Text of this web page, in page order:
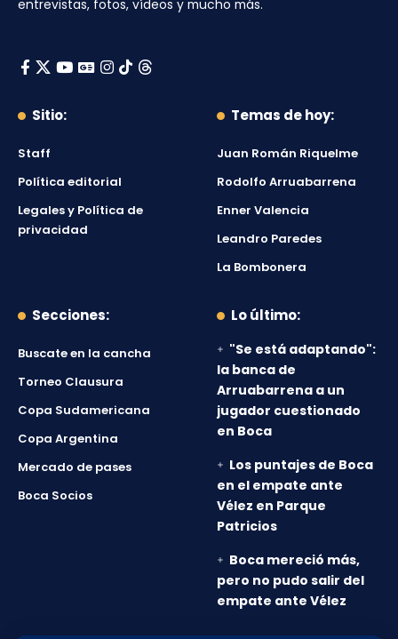
entrevistas, fotos, vídeos y mucho más.
Sitio:
Staff
Política editorial
Legales y Política de
privacidad
Temas de hoy:
Juan Román Riquelme
Rodolfo Arruabarrena
Enner Valencia
Leandro Paredes
La Bombonera
Secciones:
Buscate en la cancha
Torneo Clausura
Copa Sudamericana
Copa Argentina
Mercado de pases
Boca Socios
Lo último:
"Se está adaptando":
la banca de
Arruabarrena a un
jugador cuestionado
en Boca
Los puntajes de Boca
en el empate ante
Vélez en Parque
Patricios
Boca mereció más,
pero no pudo salir del
empate ante Vélez